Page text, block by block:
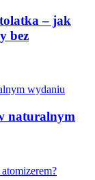
– jak
bez
naturalnym